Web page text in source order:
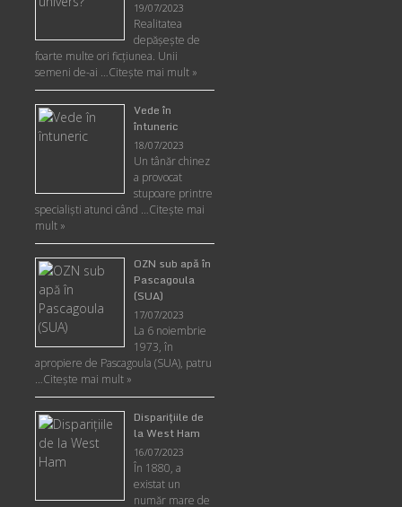
19/07/2023
Realitatea
depăşeşte de
foarte multe ori ficţiunea. Unii
semeni de-ai …Citește mai mult »
Vede în
întuneric
18/07/2023
Un tânăr chinez
a provocat
stupoare printre
specialişti atunci când …Citește mai
mult »
OZN sub apă în
Pascagoula
(SUA)
17/07/2023
La 6 noiembrie
1973, în
apropiere de Pascagoula (SUA), patru
…Citește mai mult »
Disparițiile de
la West Ham
16/07/2023
În 1880, a
existat un
număr mare de